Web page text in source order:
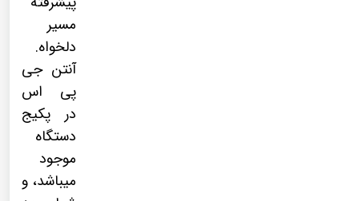
مسیر
دلخواه.
آنتن جی
پی اس
در پکیج
دستگاه
موجود
میباشد، و